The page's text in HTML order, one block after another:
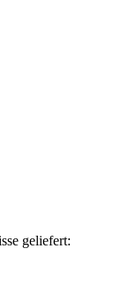
geliefert: